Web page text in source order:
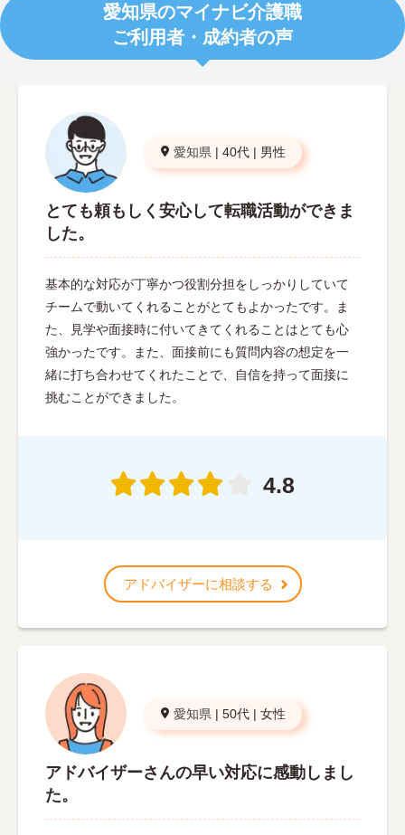
愛知県のマイナビ介護職
ご利用者・成約者の声
愛知県 | 40代 | 男性
とても頼もしく安心して転職活動ができま
した。
基本的な対応が丁寧かつ役割分担をしっかりしていて
チームで動いてくれることがとてもよかったです。ま
た、見学や面接時に付いてきてくれることはとても心
強かったです。また、面接前にも質問内容の想定を一
緒に打ち合わせてくれたことで、自信を持って面接に
挑むことができました。
4.8
アドバイザーに相談する
愛知県 | 50代 | 女性
アドバイザーさんの早い対応に感動しまし
た。